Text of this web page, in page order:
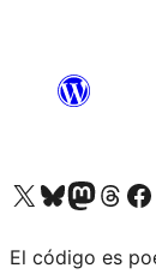
Visita nuestra cuenta de X (anteriormente Twitter)
Visita nuestra cuenta de Bluesky
Visita nuestra
Visita nuestra
Visita
El código es